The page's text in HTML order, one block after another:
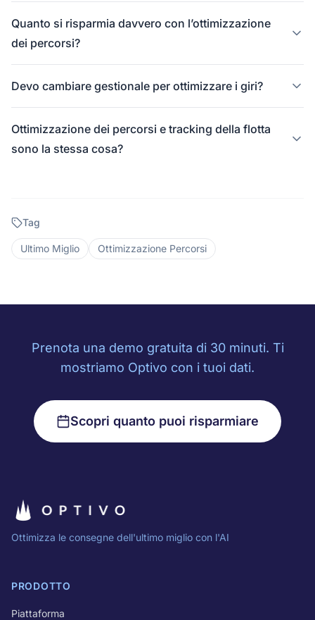
Quanto si risparmia davvero con l’ottimizzazione
dei percorsi?
Devo cambiare gestionale per ottimizzare i giri?
Ottimizzazione dei percorsi e tracking della flotta
sono la stessa cosa?
Tag
Ultimo Miglio Ottimizzazione Percorsi
Prenota una demo gratuita di 30 minuti. Ti
mostriamo Optivo con i tuoi dati.
Scopri quanto puoi risparmiare
Ottimizza le consegne dell'ultimo miglio con l'AI
PRODOTTO
Piattaforma